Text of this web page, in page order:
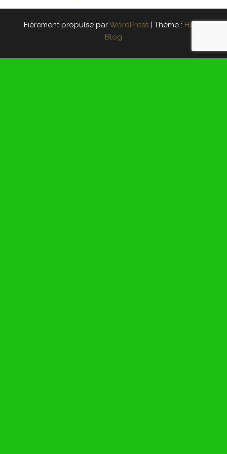
Fièrement propulsé parWordPress | Thème : Head
Blog